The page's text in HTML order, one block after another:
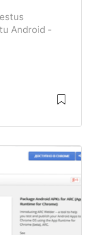
Android -